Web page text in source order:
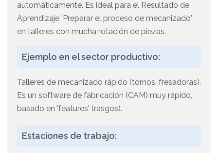
automáticamente. Es ideal para el Resultado de
Aprendizaje 'Preparar el proceso de mecanizado'
en talleres con mucha rotación de piezas.
Ejemplo en el sector productivo:
Talleres de mecanizado rápido (tornos, fresadoras).
Es un software de fabricación (CAM) muy rápido,
basado en 'features' (rasgos).
Estaciones de trabajo: